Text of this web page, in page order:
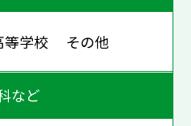
学校 その他
など